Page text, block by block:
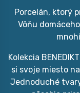
Porcelán, ktorý
Vôňu
Kolekcia
si svoje miesto
Jednoduché